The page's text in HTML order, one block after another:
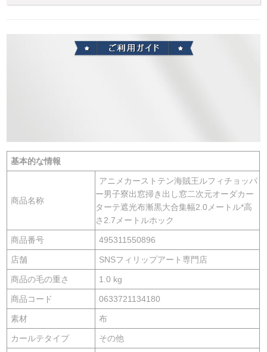
基本的な情報
商品名称
アニメカーストテン海賊王ルフィチョッパ
ー男子寮出窓掃き出し窓二次元オーダカー
ターテ遮光布漸黒大合集幅2.0メートル*高
さ2.7メートルホック
商品番号 495311550896
店舗 SNSフィリップアート専門店
商品の毛の重さ 1.0 kg
商品コード 0633721134180
素材 布
カールテタイプ その他